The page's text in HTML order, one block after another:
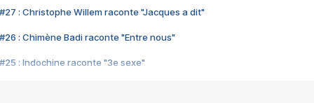
#27 : Christophe Willem raconte "Jacques a dit"
#26 : Chimène Badi raconte "Entre nous"
#25 : Indochine raconte "3e sexe"